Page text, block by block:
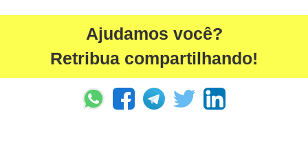
Ajudamos você?
Retribua compartilhando!
a
s